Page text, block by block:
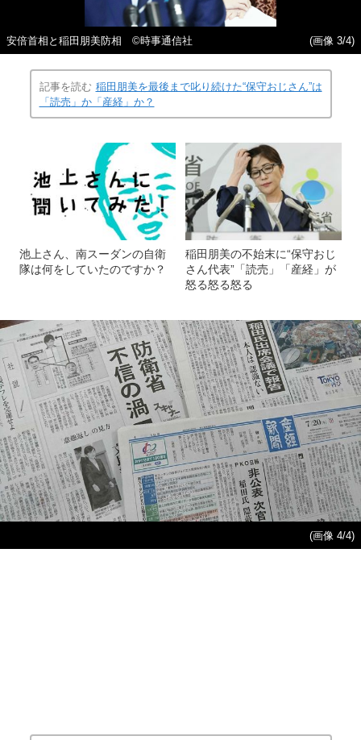
安倍首相と稲田朋美防相 ©時事通信社 (画像 3/4)
記事を読む 稲田朋美を最後まで叱り続けた“保守おじさん”は
「読売」か「産経」か？
池上さん、南スーダンの自衛
隊は何をしていたのですか？
稲田朋美の不始末に“保守おじ
さん代表”「読売」「産経」が
怒る怒る怒る
(画像 4/4)